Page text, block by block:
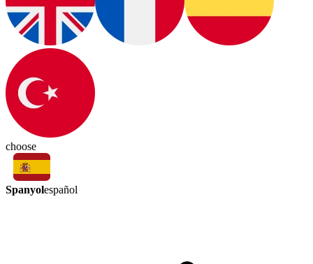
choose
Spanyolespañol